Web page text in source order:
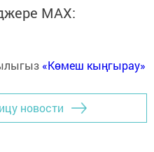
MАХ:
«Көмеш кыңгырау»
новости